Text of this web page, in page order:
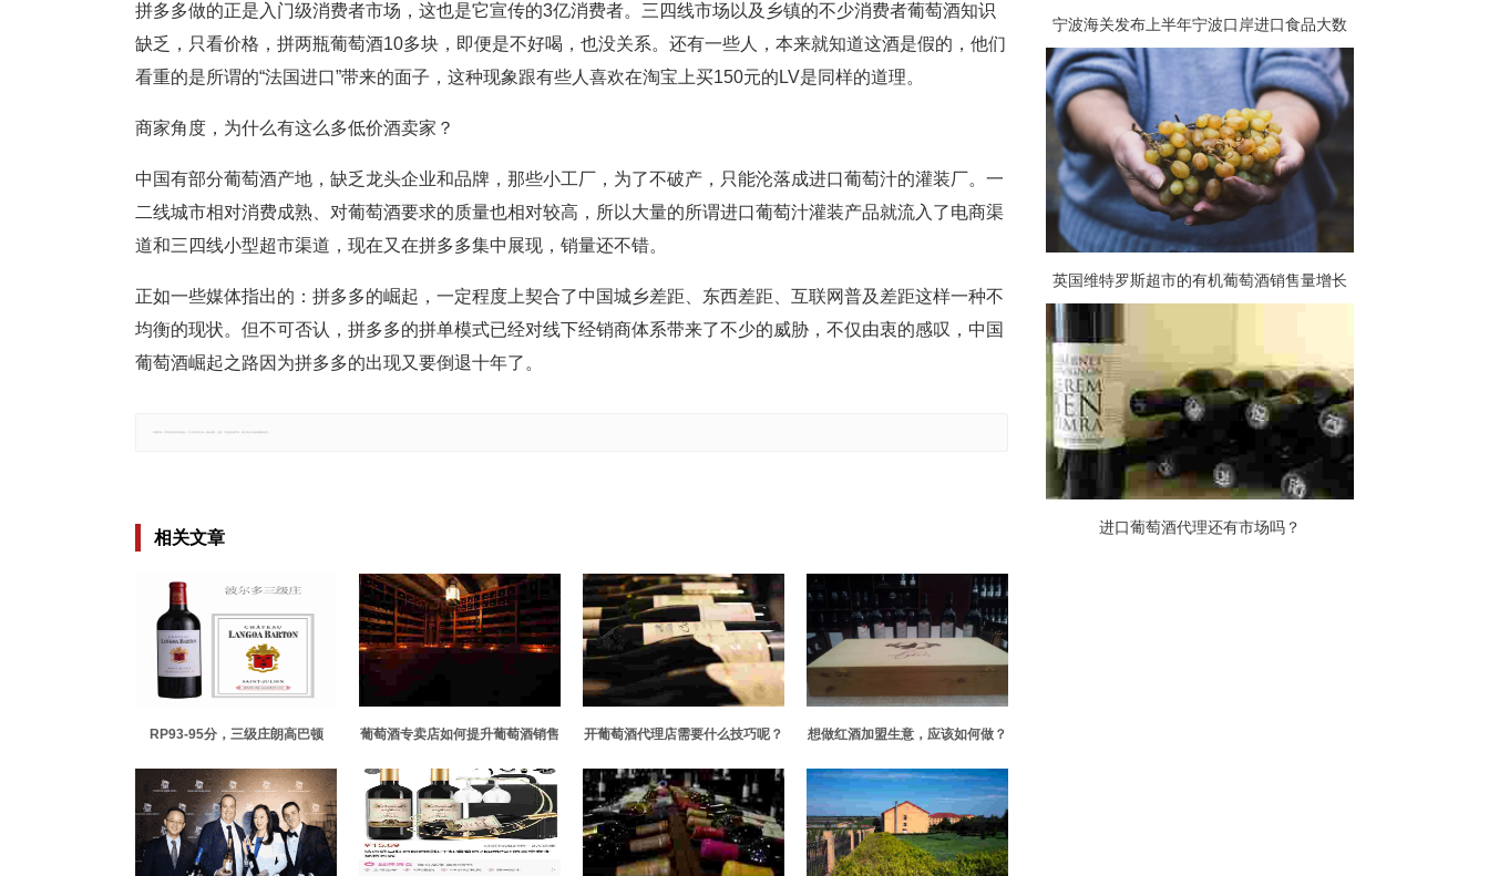
拼多多做的正是入门级消费者市场，这也是它宣传的3亿消费者。三四线市场以及乡镇的不少消费者葡萄酒知识
缺乏，只看价格，拼两瓶葡萄酒10多块，即便是不好喝，也没关系。还有一些人，本来就知道这酒是假的，他们
看重的是所谓的“法国进口”带来的面子，这种现象跟有些人喜欢在淘宝上买150元的LV是同样的道理。
商家角度，为什么有这么多低价酒卖家？
中国有部分葡萄酒产地，缺乏龙头企业和品牌，那些小工厂，为了不破产，只能沦落成进口葡萄汁的灌装厂。一
二线城市相对消费成熟、对葡萄酒要求的质量也相对较高，所以大量的所谓进口葡萄汁灌装产品就流入了电商渠
道和三四线小型超市渠道，现在又在拼多多集中展现，销量还不错。
正如一些媒体指出的：拼多多的崛起，一定程度上契合了中国城乡差距、东西差距、互联网普及差距这样一种不
均衡的现状。但不可否认，拼多多的拼单模式已经对线下经销商体系带来了不少的威胁，不仅由衷的感叹，中国
葡萄酒崛起之路因为拼多多的出现又要倒退十年了。
相关文章
RP93-95分，三级庄朗高巴顿
葡萄酒专卖店如何提升葡萄酒销售
开葡萄酒代理店需要什么技巧呢？ 想做红酒加盟生意，应该如何做？
宁波海关发布上半年宁波口岸进口食品大数
据，葡萄酒占比大
英国维特罗斯超市的有机葡萄酒销售量增长
57%
进口葡萄酒代理还有市场吗？